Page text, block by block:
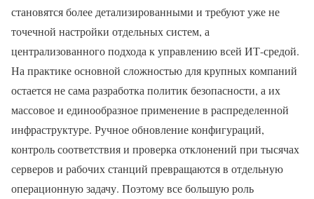
становятся более детализированными и требуют уже не
точечной настройки отдельных систем, а
централизованного подхода к управлению всей ИТ-средой.
На практике основной сложностью для крупных компаний
остается не сама разработка политик безопасности, а их
массовое и единообразное применение в распределенной
инфраструктуре. Ручное обновление конфигураций,
контроль соответствия и проверка отклонений при тысячах
серверов и рабочих станций превращаются в отдельную
операционную задачу. Поэтому все большую роль